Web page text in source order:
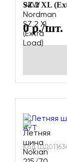
SZ 2 XL
0р./шт.
Код